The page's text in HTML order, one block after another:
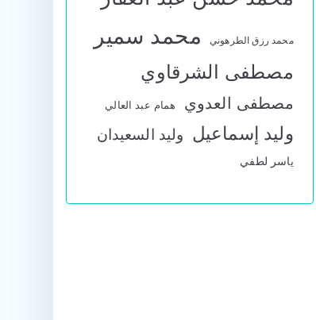
محمد رزق الطرهوني محمد سمير
مصطفى الشرقاوي
مصطفى العدوي همام عبد العالي
وليد إسماعيل وليد السعيدان
ياسر لطفي